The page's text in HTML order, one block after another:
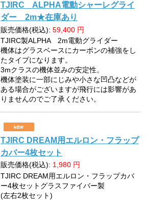
TJIRC ALPHA電動シャーレグライ
ダー 2m★在庫あり
販売価格(税込): 59,400 円
TJIRC製ALPHA 2m電動グライダー
機体はグラスベースにカーボンの補強をし
たタイプになります。
3mクラスの機体並みの安定性。
機体塗装に一部にじみや小さな凹凸などが
ある場合がございますが飛行には影響があ
りませんのでご了承ください。
TJIRC DREAM用エルロン・フラップ
カバー4枚セット
販売価格(税込): 1,980 円
TJIRC DREAM用エルロン・フラップカバ
ー4枚セットグラスファイバー製
(左右2枚セット)